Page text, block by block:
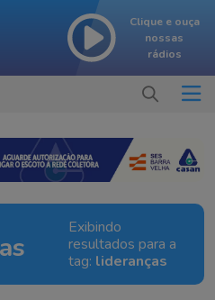
Clique e ouça
nossas
rádios
Exibindo
resultados para a
tag: lideranças